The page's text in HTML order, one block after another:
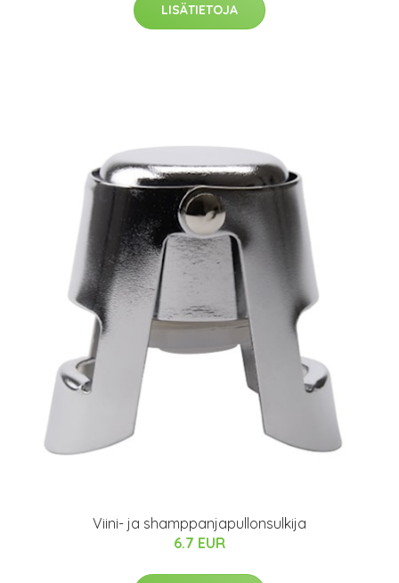
LISÄTIETOJA
Viini- ja shamppanjapullonsulkija
6.7 EUR